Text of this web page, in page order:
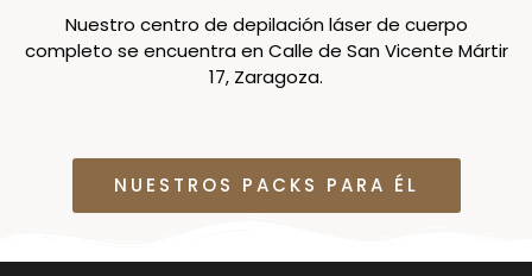
Nuestro centro de depilación láser de cuerpo
completo se encuentra en Calle de San Vicente Mártir
17, Zaragoza.
NUESTROS PACKS PARA ÉL